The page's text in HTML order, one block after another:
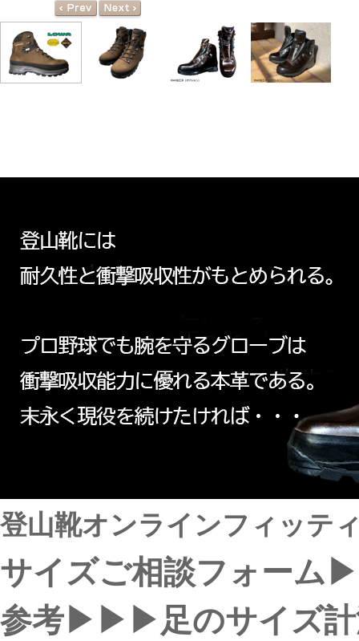
登山靴オンラインフィッテ
サイズご相談フォー
参考▶▶▶足のサイズ計